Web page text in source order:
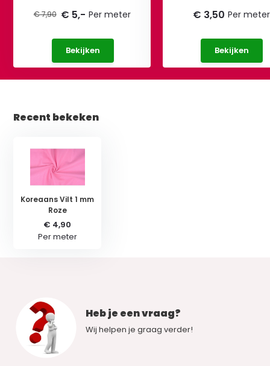
€ 7,90 € 5,- Per meter
Bekijken
€ 3,50 Per meter
Bekijken
Recent bekeken
Koreaans Vilt 1 mm
Roze
€ 4,90
Per meter
Heb je een vraag?
Wij helpen je graag verder!